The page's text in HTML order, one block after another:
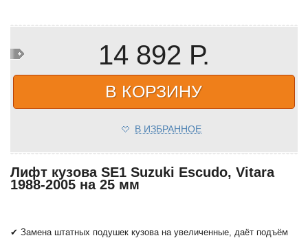
14 892 Р.
В КОРЗИНУ
В ИЗБРАННОЕ
Лифт кузова SE1 Suzuki Escudo, Vitara
1988-2005 на 25 мм
✔ Замена штатных подушек кузова на увеличенные, даёт подъём